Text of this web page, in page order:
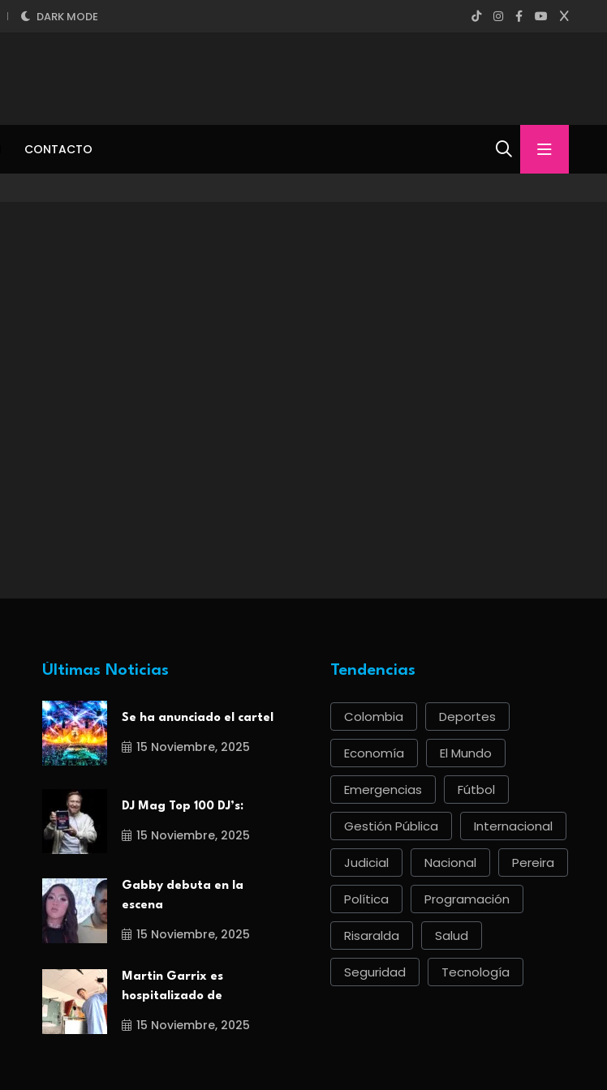
DARK MODE
CONTACTO
Últimas Noticias
Se ha anunciado el cartel
15 Noviembre, 2025
DJ Mag Top 100 DJ’s:
15 Noviembre, 2025
Gabby debuta en la
escena
15 Noviembre, 2025
Martin Garrix es
hospitalizado de
15 Noviembre, 2025
Tendencias
Colombia Deportes
Economía El Mundo
Emergencias Fútbol
Gestión Pública Internacional
Judicial Nacional Pereira
Política Programación
Risaralda Salud
Seguridad Tecnología